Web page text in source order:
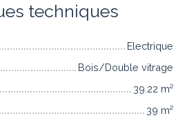
techniques
Electrique
Bois/Double vitrage
39.22 m²
39 m²